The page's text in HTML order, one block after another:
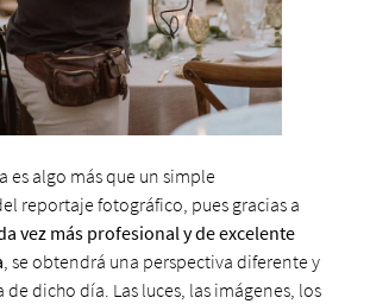
es algo más que un simple
reportaje fotográfico, pues gracias a
vez más profesional y de excelente
, se obtendrá una perspectiva diferente y
dicho día. Las luces, las imágenes, los